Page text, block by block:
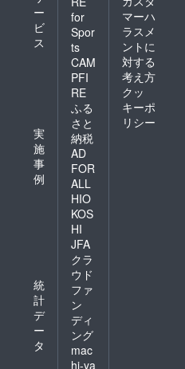
ー
ビ
ス
実
施
事
例
統
計
デ
ー
タ
for
Spor
ts
CAM
PFI
RE
ふる
さと
納税
AD
FOR
ALL
HIO
KOS
HI
JFA
クラ
ウド
ファ
ン
ディ
ング
mac
hi-ya
マーハ
ラスメ
ントに
対する
考え方
クッ
キーポ
リシー